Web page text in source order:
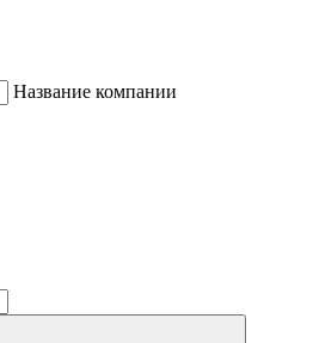
Название компании